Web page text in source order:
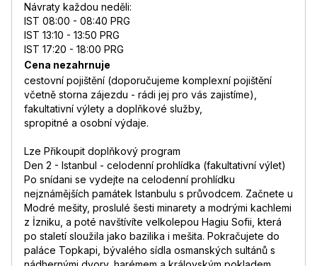
Návraty každou neděli:
IST 08:00 - 08:40 PRG
IST 13:10 - 13:50 PRG
IST 17:20 - 18:00 PRG
Cena nezahrnuje
cestovní pojištění (doporučujeme komplexní pojištění
včetně storna zájezdu - rádi jej pro vás zajistíme),
fakultativní výlety a doplňkové služby,
spropitné a osobní výdaje.
Lze Přikoupit doplňkový program
Den 2 - Istanbul - celodenní prohlídka (fakultativní výlet)
Po snídani se vydejte na celodenní prohlídku
nejznámějších památek Istanbulu s průvodcem. Začnete u
Modré mešity, proslulé šesti minarety a modrými kachlemi
z İzniku, a poté navštívíte velkolepou Hagiu Sofii, která
po staletí sloužila jako bazilika i mešita. Pokračujete do
paláce Topkapi, bývalého sídla osmanských sultánů s